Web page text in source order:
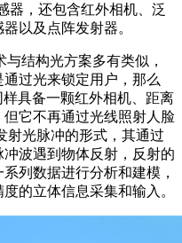
器，还包含红外相机、泛
以及点阵发射器。
结构光方案多有类似，
过光来锁定用户，那么
具备一颗红外相机、距离
它不再通过光线照射人脸
射光脉冲的形式，其通过
波遇到物体反射，反射的
列数据进行分析和建模，
的立体信息采集和输入。